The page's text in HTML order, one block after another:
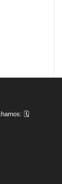
🗓